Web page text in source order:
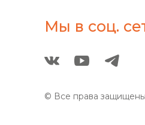
Мы в соц.
© Все права защищены